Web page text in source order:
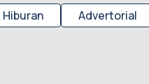
Hiburan Advertorial